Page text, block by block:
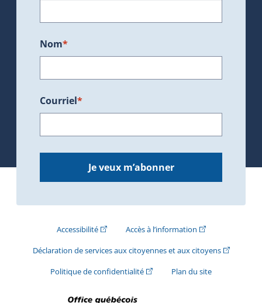
Nom*
Courriel*
Je veux m’abonner
Accessibilité(Cet hyperlien externe s'ouvrira dans une
Accès à l’information(Cet hyperlien
Déclaration de services aux citoyennes et aux citoyens(Cet
Politique de confidentialité(Cet hyperlien externe s'ouvrira
Plan du site